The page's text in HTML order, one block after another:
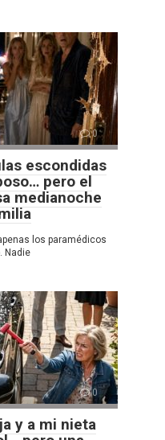
0
escondidas
pero el
medianoche
los paramédicos
Nadie
0
y a mi nieta